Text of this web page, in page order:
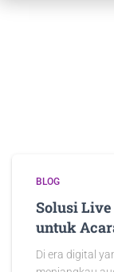
BLOG
Solusi
untuk
Di era digital